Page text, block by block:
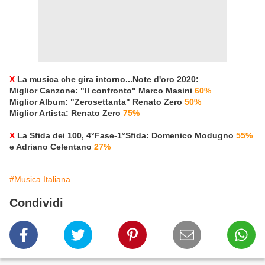
X La musica che gira intorno...Note d'oro 2020:
Miglior Canzone: "Il confronto" Marco Masini 60%
Miglior Album: "Zerosettanta" Renato Zero 50%
Miglior Artista: Renato Zero 75%
X La Sfida dei 100, 4°Fase-1°Sfida: Domenico Modugno 55%
e Adriano Celentano 27%
#Musica Italiana
Condividi